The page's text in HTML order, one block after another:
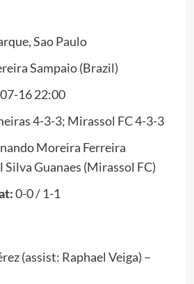
Sao Paulo
Sampaio (Brazil)
16 22:00
4-3-3; Mirassol FC 4-3-3
Moreira Ferreira
Silva Guanaes (Mirassol FC)
0-0 / 1-1
(assist: Raphael Veiga) –